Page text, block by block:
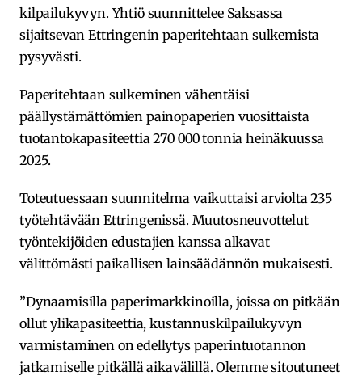
kilpailukyvyn. Yhtiö suunnittelee Saksassa
sijaitsevan Ettringenin paperitehtaan sulkemista
pysyvästi.
Paperitehtaan sulkeminen vähentäisi
päällystämättömien painopaperien vuosittaista
tuotantokapasiteettia 270 000 tonnia heinäkuussa
2025.
Toteutuessaan suunnitelma vaikuttaisi arviolta 235
työtehtävään Ettringenissä. Muutosneuvottelut
työntekijöiden edustajien kanssa alkavat
välittömästi paikallisen lainsäädännön mukaisesti.
”Dynaamisilla paperimarkkinoilla, joissa on pitkään
ollut ylikapasiteettia, kustannuskilpailukyvyn
varmistaminen on edellytys paperintuotannon
jatkamiselle pitkällä aikavälillä. Olemme sitoutuneet